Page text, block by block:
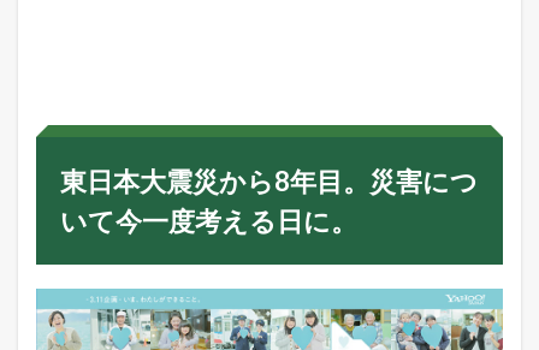
8
年
目
災
害
に
つ
東日本大震災から8年目。災害につ
いて今一度考える日に。